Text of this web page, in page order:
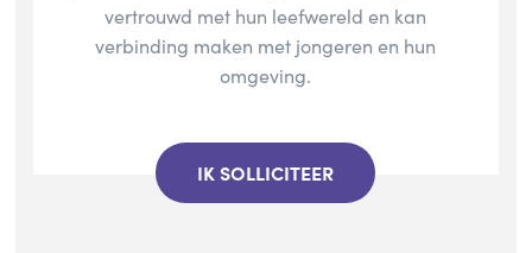
vertrouwd met hun leefwereld en kan
verbinding maken met jongeren en hun
omgeving.
IK SOLLICITEER